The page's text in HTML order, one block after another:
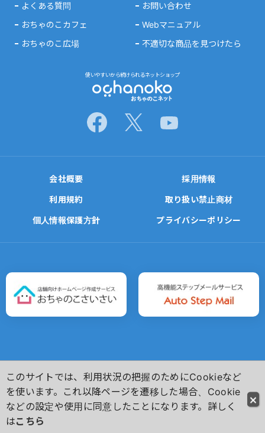
使いやすいから続けられるネットショップ
よくある質問
お問い合わせ
おちゃのこカフェ
Webマニュアル
おちゃのこ広場
不適切な商品を見つけたら
会社概要 採用情報
利用規約 取り扱い禁止商材
個人情報保護方針 プライバシーポリシー
Copyright(C)Ochanoko-Net Inc. All Rights Reserved.
このサイトでは、利用状況の把握のためにCookieなど
を使います。これ以降ページを遷移した場合、Cookie
などの設定や使用に同意したことになります。詳しく
はこちら